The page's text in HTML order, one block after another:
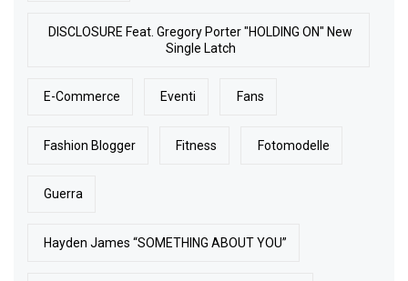
DISCLOSURE Feat. Gregory Porter "HOLDING ON" New
Single Latch
E-Commerce Eventi Fans
Fashion Blogger Fitness Fotomodelle
Guerra
Hayden James “SOMETHING ABOUT YOU”